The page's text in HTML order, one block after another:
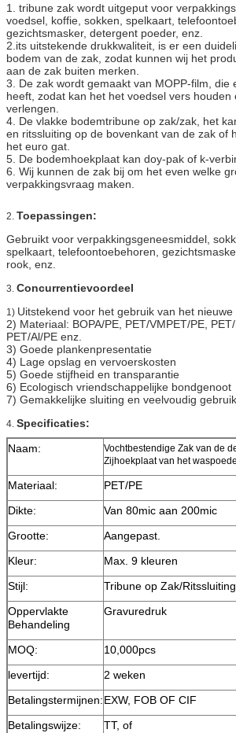
1. tribune zak wordt uitgeput voor
voedsel, koffie, sokken, spelkaart,
gezichtsmasker, detergent poeder, enz.
2.its uitstekende drukkwaliteit, is er een
bodem van de zak, zodat kunnen wij het
aan de zak buiten merken.
3. De zak wordt gemaakt van MOPP-film, die
heeft, zodat kan het het voedsel vers houden
verlengen.
4. De vlakke bodemtribune op zak/zak, het
en ritssluiting op de bovenkant van de zak of
het euro gat.
5. De bodemhoekplaat kan doy-pak of k-
6. Wij kunnen de zak bij om het even welke
verpakkingsvraag maken.
2. Toepassingen:
Gebruikt voor verpakkingsgeneesmiddel,
spelkaart, telefoontoebehoren,
rook, enz.
3. Concurrentievoordeel
1) Uitstekend voor het gebruik van het nieuwe
2) Materiaal: BOPA/PE, PET/VMPET/PE, PET/
PET/Al/PE enz.
3) Goede plankenpresentatie
4) Lage opslag en vervoerskosten
5) Goede stijfheid en transparantie
6) Ecologisch vriendschappelijke bondgenoot
7) Gemakkelijke sluiting en veelvoudig gebruik
4. Specificaties:
Naam:
Vochtbestendige Zak van de
Zijhoekplaat van het
Materiaal:
PET/PE
Dikte:
Van 80mic aan 200mic
Grootte:
Aangepast.
Kleur:
Max. 9 kleuren
Stijl:
Tribune op Zak/
Oppervlakte
Behandeling
Gravuredruk
MOQ:
10,000pcs
levertijd:
2 weken
Betalingstermijnen:EXW, FOB OF CIF
Betalingswijze:
TT, of